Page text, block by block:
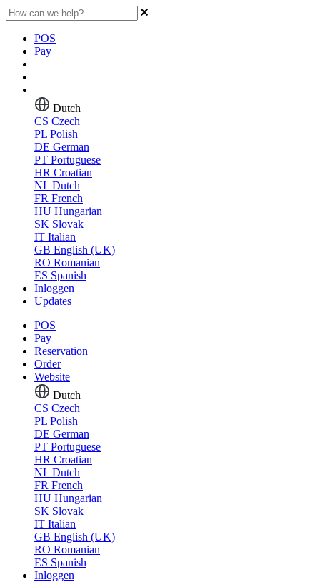
POS
Pay
Dutch
CS Czech
PL Polish
DE German
PT Portuguese
HR Croatian
NL Dutch
FR French
HU Hungarian
SK Slovak
IT Italian
GB English (UK)
RO Romanian
ES Spanish
Inloggen
Updates
POS
Pay
Reservation
Order
Website
Dutch
CS Czech
PL Polish
DE German
PT Portuguese
HR Croatian
NL Dutch
FR French
HU Hungarian
SK Slovak
IT Italian
GB English (UK)
RO Romanian
ES Spanish
Inloggen